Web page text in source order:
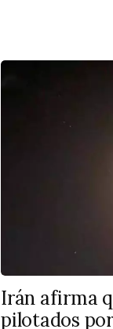
Irán afirma
pilotados